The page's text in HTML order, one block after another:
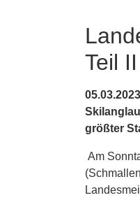
Teil
größter
Am